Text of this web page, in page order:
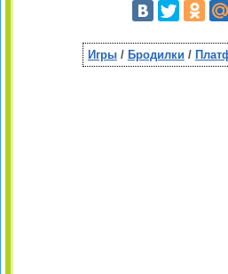
Игры/ Бродилки /